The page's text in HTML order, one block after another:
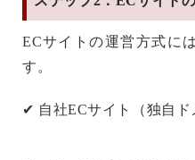
ECサイトの運営方式に
す。
✔ 自社ECサイト（独自ド